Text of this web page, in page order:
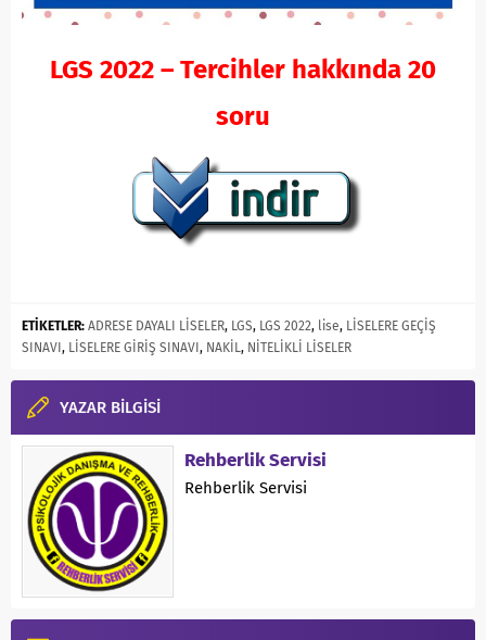
LGS 2022 – Tercihler hakkında 20
soru
ETİKETLER: ADRESE DAYALI LİSELER, LGS, LGS 2022, lise, LİSELERE GEÇİŞ
SINAVI , LİSELERE GİRİŞ SINAVI , NAKİL, NİTELİKLİ LİSELER
YAZAR BİLGİSİ
Rehberlik Servisi
Rehberlik Servisi